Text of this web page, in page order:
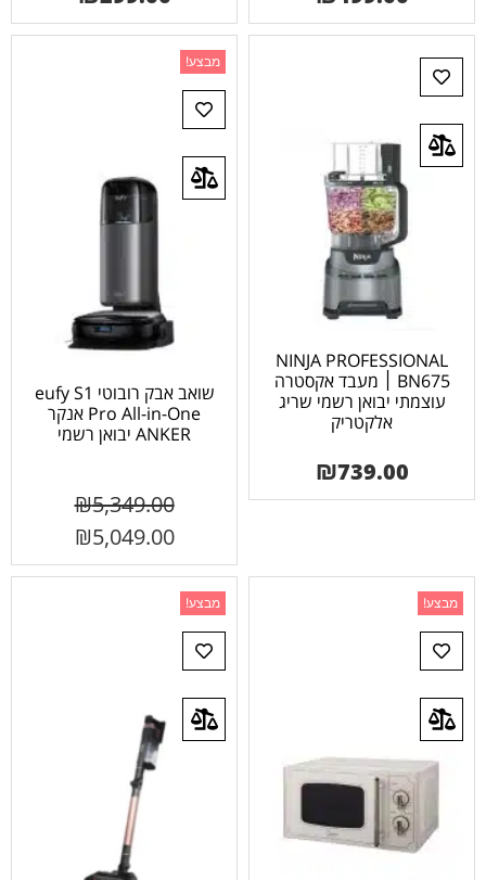
NINJA PROFESSIONAL
BN675 ׀ מעבד אקסטרה
עוצמתי יבואן רשמי שריג
אלקטריק
₪739.00
מבצע!
שואב אבק רובוטי eufy S1
Pro All-in-One אנקר
ANKER יבואן רשמי
₪5,349.00
₪5,049.00
מבצע! מבצע!